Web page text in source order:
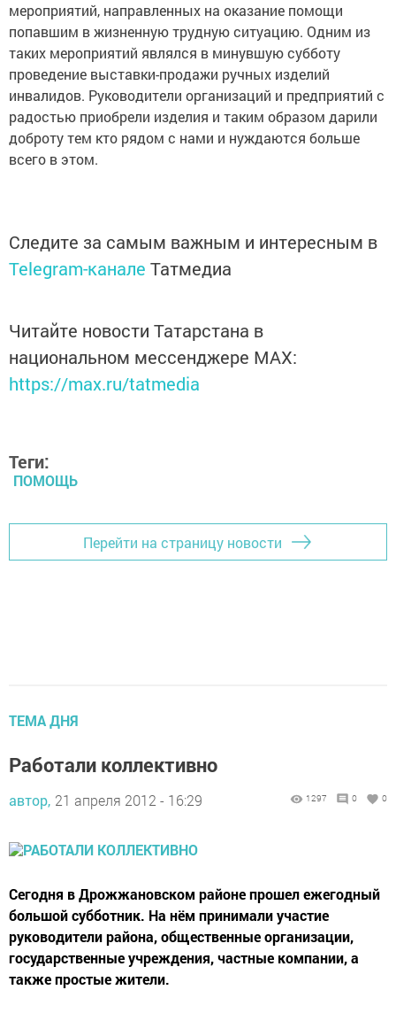
мероприятий, направленных на оказание помощи
попавшим в жизненную трудную ситуацию. Одним из
таких мероприятий являлся в минувшую субботу
проведение выставки-продажи ручных изделий
инвалидов. Руководители организаций и предприятий с
радостью приобрели изделия и таким образом дарили
доброту тем кто рядом с нами и нуждаются больше
всего в этом.
Следите за самым важным и интересным в
Telegram-канале Татмедиа
Читайте новости Татарстана в
национальном мессенджере MАХ:
https://max.ru/tatmedia
Теги:
ПОМОЩЬ
Перейти на страницу новости
ТЕМА ДНЯ
Работали коллективно
автор, 21 апреля 2012 - 16:29 1297 0 0
Сегодня в Дрожжановском районе прошел ежегодный
большой субботник. На нём принимали участие
руководители района, общественные организации,
государственные учреждения, частные компании, а
также простые жители.